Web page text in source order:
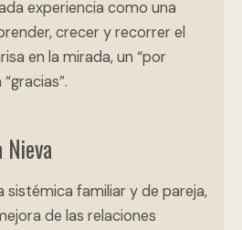
experiencia como una
crecer y recorrer el
en la mirada, un “por
sistémica familiar y de pareja,
de las relaciones